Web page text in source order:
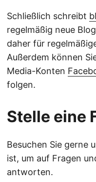
Schließlich schreibt
regelmäßig neue
daher für
Außerdem können
Media-Konten
folgen.
Stelle eine
Besuchen Sie gerne
ist, um auf Fragen
antworten.